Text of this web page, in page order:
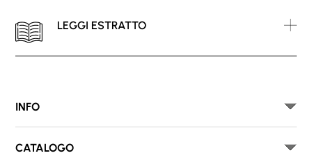
LEGGI ESTRATTO
INFO
CATALOGO